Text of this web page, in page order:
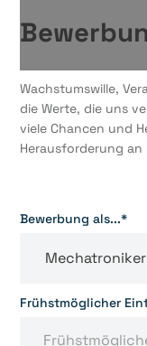
Wachstumswille,
die Werte, die uns
viele Chancen und
Herausforderung
Bewerbung als...*
Frühstmöglicher